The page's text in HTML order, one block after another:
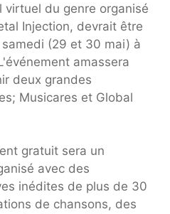
du genre organisé
Injection, devrait être
(29 et 30 mai) à
amassera
deux grandes
Musicares et Global
gratuit sera un
avec des
inédites de plus de 30
de chansons, des